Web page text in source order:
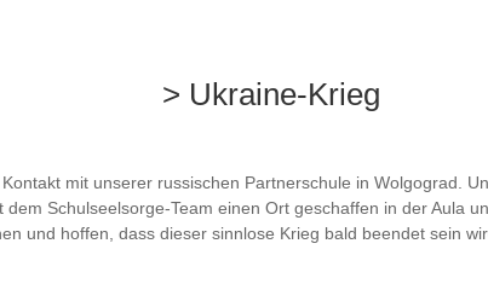
> Ukraine-Krieg
mit unserer russischen Partnerschule in Wolgograd.
Schulseelsorge-Team einen Ort geschaffen in der Aula
und hoffen, dass dieser sinnlose Krieg bald beendet sein